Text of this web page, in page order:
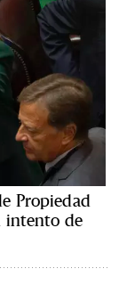
Propiedad
intento de